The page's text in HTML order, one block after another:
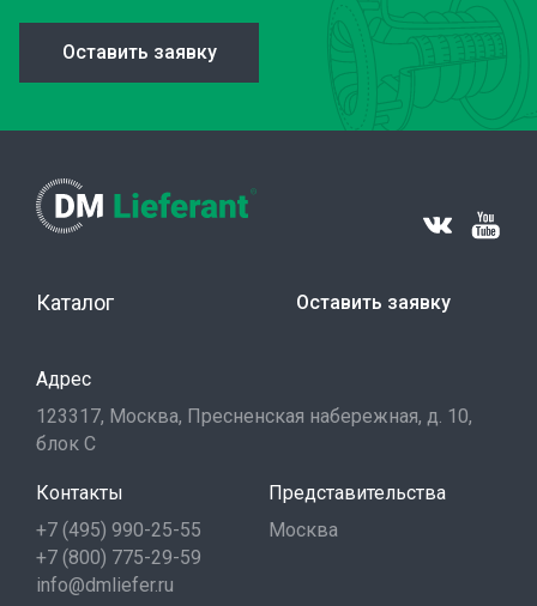
Оставить заявку
Каталог Оставить заявку
Адрес
123317, Москва, Пресненская набережная, д. 10,
блок С
Контакты
+7 (495) 990-25-55
+7 (800) 775-29-59
info@dmliefer.ru
Представительства
Москва